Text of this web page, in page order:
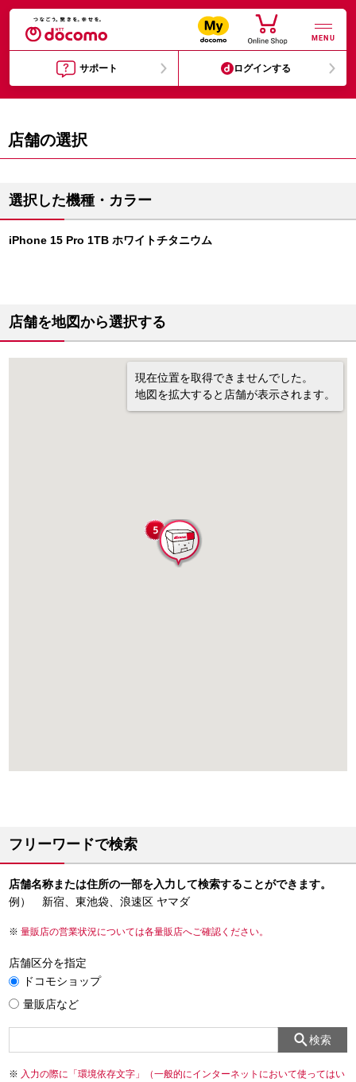
MENU
サポート ログインする
店舗の選択
選択した機種・カラー
iPhone 15 Pro 1TB ホワイトチタニウム
店舗を地図から選択する
現在位置を取得できませんでした。
地図を拡大すると店舗が表示されます。
フリーワードで検索
店舗名称または住所の一部を入力して検索することができます。
例） 新宿、東池袋、浪速区 ヤマダ
量販店の営業状況については各量販店へご確認ください。
店舗区分を指定
ドコモショップ
量販店など
検索
入力の際に「環境依存文字」（一般的にインターネットにおいて使ってはい